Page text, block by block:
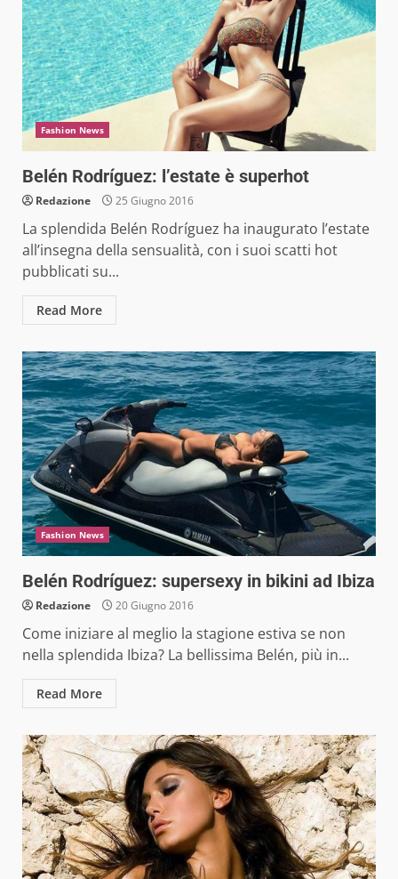
Fashion News
Belén Rodríguez: l’estate è superhot
Redazione 25 Giugno 2016
La splendida Belén Rodríguez ha inaugurato l’estate
all’insegna della sensualità, con i suoi scatti hot
pubblicati su...
Read More
Fashion News
Belén Rodríguez: supersexy in bikini ad Ibiza
Redazione 20 Giugno 2016
Come iniziare al meglio la stagione estiva se non
nella splendida Ibiza? La bellissima Belén, più in...
Read More